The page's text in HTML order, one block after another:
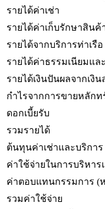
รายได้ค่าเช่า
รายได้ค่าเก็บรักษาสินค้
รายได้จากบริการท่าเรือ
รายได้ค่าธรรมเนียมแล
รายได้เงินปันผลจากเงิ
กำไรจากการขายหลักท
ดอกเบี้ยรับ
รวมรายได้
ต้นทุนค่าเช่าและบริการ
ค่าใช้จ่ายในการบริหาร
ค่าตอบแทนกรรมการ (
รวมค่าใช้จ่าย